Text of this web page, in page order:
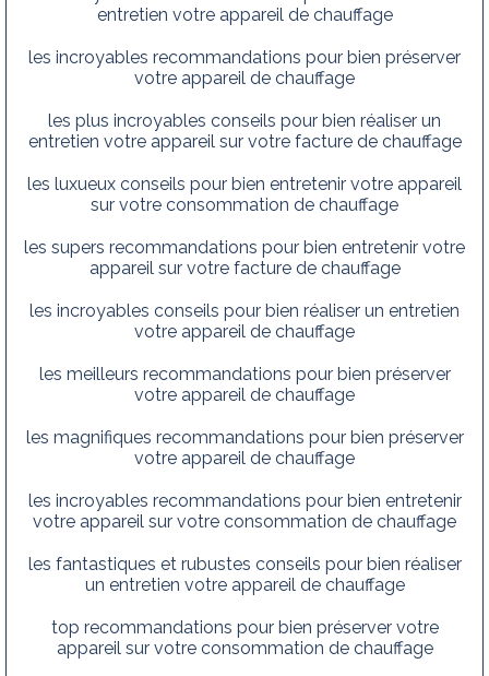
entretien votre appareil de chauffage
les incroyables recommandations pour bien préserver
votre appareil de chauffage
les plus incroyables conseils pour bien réaliser un
entretien votre appareil sur votre facture de chauffage
les luxueux conseils pour bien entretenir votre appareil
sur votre consommation de chauffage
les supers recommandations pour bien entretenir votre
appareil sur votre facture de chauffage
les incroyables conseils pour bien réaliser un entretien
votre appareil de chauffage
les meilleurs recommandations pour bien préserver
votre appareil de chauffage
les magnifiques recommandations pour bien préserver
votre appareil de chauffage
les incroyables recommandations pour bien entretenir
votre appareil sur votre consommation de chauffage
les fantastiques et rubustes conseils pour bien réaliser
un entretien votre appareil de chauffage
top recommandations pour bien préserver votre
appareil sur votre consommation de chauffage